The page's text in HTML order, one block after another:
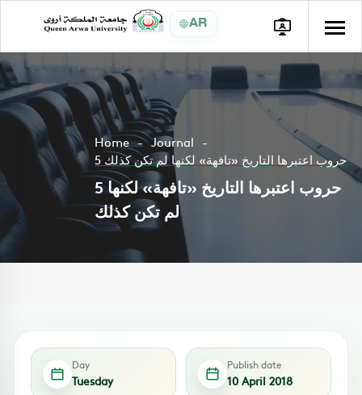
AR
Home
Journal
5 حروب اعتبرها التاريخ «تافهة» لكنها لم تكن كذلك
5 حروب اعتبرها التاريخ «تافهة» لكنها
لم تكن كذلك
Day
Tuesday
Publish date
10 April 2018